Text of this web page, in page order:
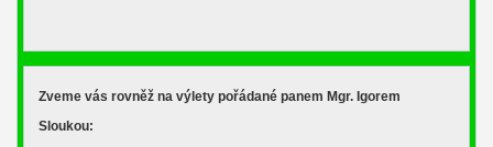
Zveme vás rovněž na výlety pořádané panem Mgr. Igorem
Sloukou: